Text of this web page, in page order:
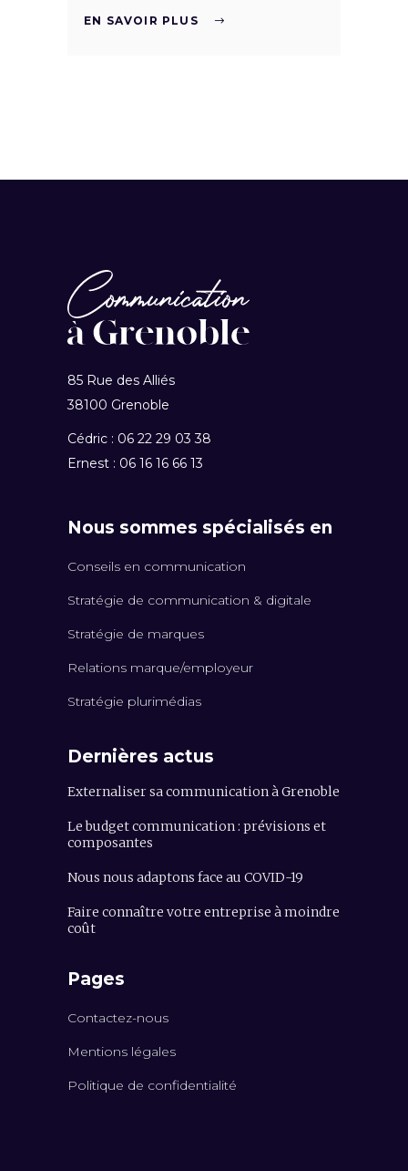
EN SAVOIR PLUS
85 Rue des Alliés
38100 Grenoble
Cédric : 06 22 29 03 38
Ernest : 06 16 16 66 13
Nous sommes spécialisés en
Conseils en communication
Stratégie de communication & digitale
Stratégie de marques
Relations marque/employeur
Stratégie plurimédias
Dernières actus
Externaliser sa communication à Grenoble
Le budget communication : prévisions et
composantes
Nous nous adaptons face au COVID-19
Faire connaître votre entreprise à moindre
coût
Pages
Contactez-nous
Mentions légales
Politique de confidentialité